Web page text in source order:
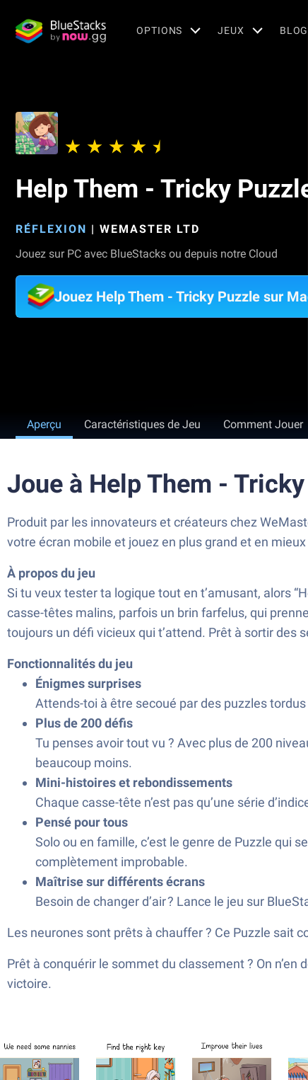
OPTIONS JEUX BLOG
Help Them - Tricky
RÉFLEXION | WEMASTER LTD
Jouez sur PC avec BlueStacks ou depuis notre Cloud
Jouez Help Them - Tricky Puzzle sur
Aperçu Caractéristiques de Jeu Comment Jouer
Joue à Help Them -
Produit par les innovateurs et créateurs chez
votre écran mobile et jouez en plus grand et en
À propos du jeu
Si tu veux tester ta logique tout en t’amusant, alors
casse-têtes malins, parfois un brin farfelus, qui
toujours un défi vicieux qui t’attend. Prêt à sortir des
Fonctionnalités du jeu
Énigmes surprises
Attends-toi à être secoué par des puzzles
Plus de 200 défis
Tu penses avoir tout vu ? Avec plus de 200
beaucoup moins.
Mini-histoires et rebondissements
Chaque casse-tête n’est pas qu’une série
Pensé pour tous
Solo ou en famille, c’est le genre de Puzzle qui
complètement improbable.
Maîtrise sur différents écrans
Besoin de changer d’air ? Lance le jeu sur
Les neurones sont prêts à chauffer ? Ce Puzzle sait
Prêt à conquérir le sommet du classement ? On
victoire.